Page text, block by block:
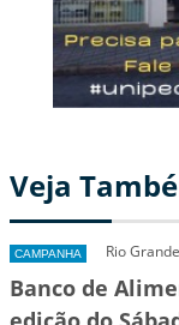
Veja
CAMPANHA Rio
Banco de